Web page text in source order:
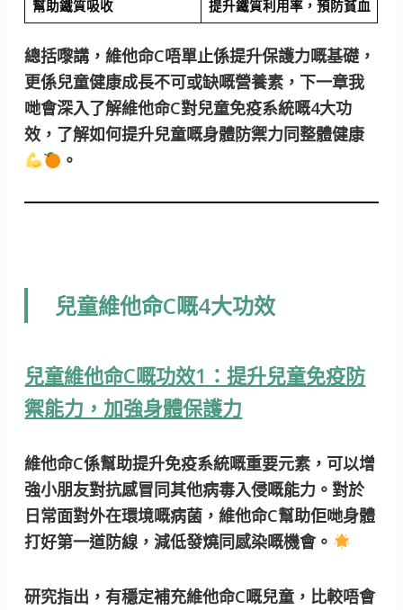
幫助鐵質吸收 提升鐵質利用率，預防貧血
總括嚟講，維他命C唔單止係提升保護力嘅基礎，
更係兒童健康成長不可或缺嘅營養素，下一章我
哋會深入了解維他命C對兒童免疫系統嘅4大功
效，了解如何提升兒童嘅身體防禦力同整體健康
。
兒童維他命C嘅4大功效
兒童維他命C嘅功效1：提升兒童免疫防
禦能力，加強身體保護力
維他命C係幫助提升免疫系統嘅重要元素 ，可以增
強小朋友對抗感冒同其他病毒入侵嘅能力。對於
日常面對外在環境嘅病菌，維他命C幫助佢哋身體
打好第一道防線，減低發燒同感染嘅機會。
研究指出 ，有穩定補充維他命C嘅兒童，比較唔會